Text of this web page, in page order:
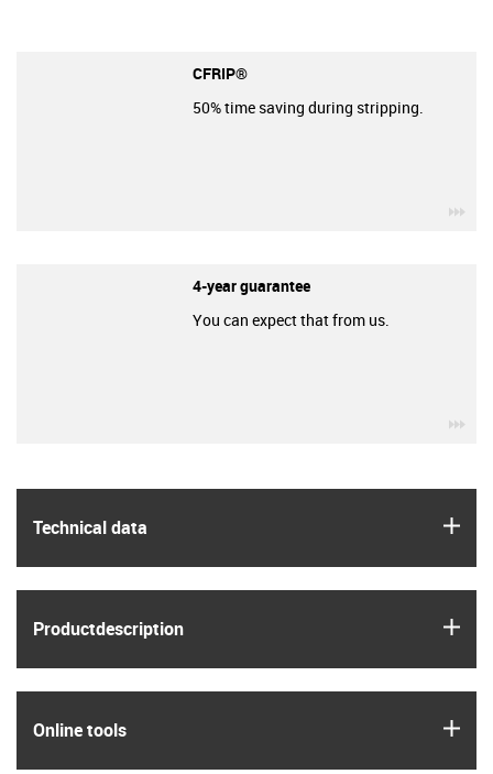
Technical data
Product­description
Online tools
CFRIP®
50% time saving during stripping.
4-year guarantee
You can expect that from us.